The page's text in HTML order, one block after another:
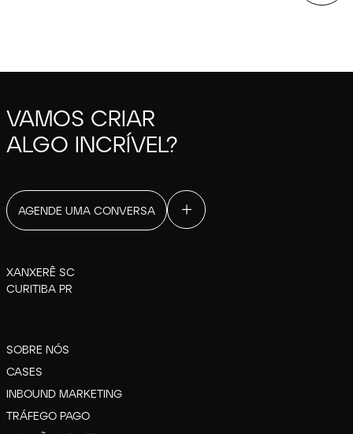
VAMOS CRIAR
ALGO INCRÍVEL?
AGENDE UMA CONVERSA
XANXERÊ SC
CURITIBA PR
SOBRE NÓS
CASES
INBOUND MARKETING
TRÁFEGO PAGO